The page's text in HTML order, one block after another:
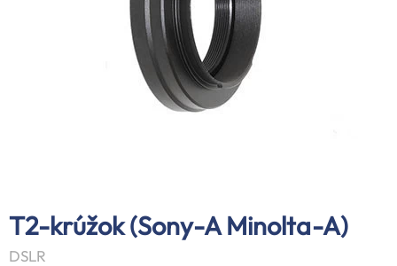
T2-krúžok (Sony-A Minolta-A)
DSLR